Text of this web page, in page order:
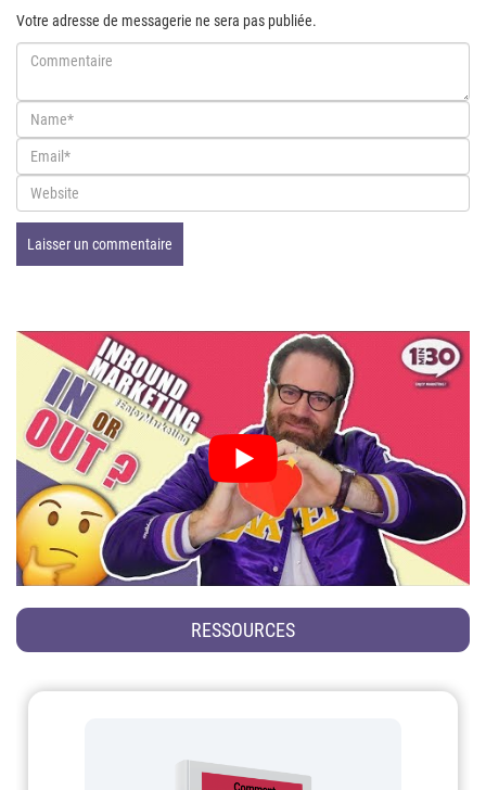
Votre adresse de messagerie ne sera pas publiée.
RESSOURCES